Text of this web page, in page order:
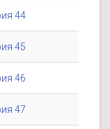
44
45
46
47